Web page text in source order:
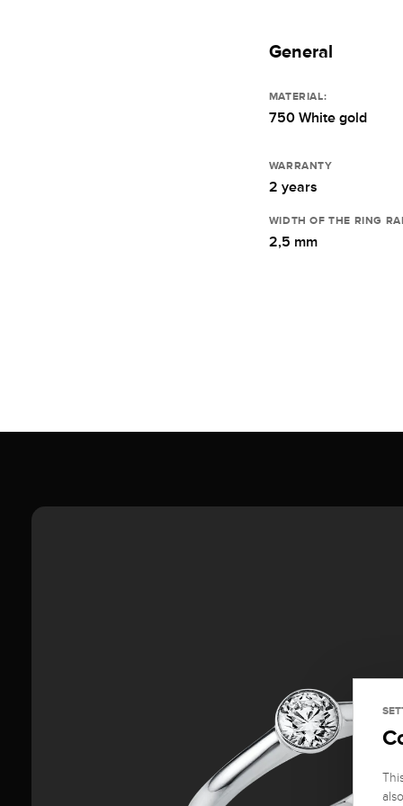
General
MATERIAL:
750 White gold
WARRANTY
2 years
WIDTH OF THE RING
2,5 mm